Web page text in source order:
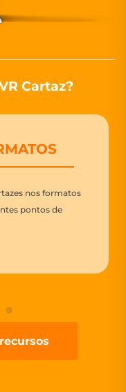
Cartaz?
nos formatos
pontos de